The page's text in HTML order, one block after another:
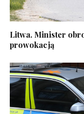
Litwa. Minister
prowokacją